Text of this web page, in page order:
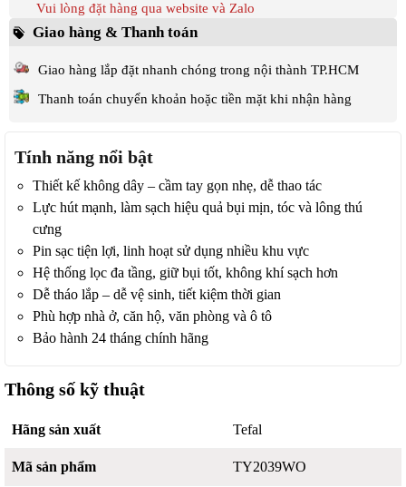
Vui lòng đặt hàng qua website và Zalo
Giao hàng & Thanh toán
Giao hàng lắp đặt nhanh chóng trong nội thành TP.HCM
Thanh toán chuyển khoản hoặc tiền mặt khi nhận hàng
Tính năng nổi bật
Thiết kế không dây – cầm tay gọn nhẹ, dễ thao tác
Lực hút mạnh, làm sạch hiệu quả bụi mịn, tóc và lông thú
cưng
Pin sạc tiện lợi, linh hoạt sử dụng nhiều khu vực
Hệ thống lọc đa tầng, giữ bụi tốt, không khí sạch hơn
Dễ tháo lắp – dễ vệ sinh, tiết kiệm thời gian
Phù hợp nhà ở, căn hộ, văn phòng và ô tô
Bảo hành 24 tháng chính hãng
Thông số kỹ thuật
Hãng sản xuất Tefal
Mã sản phẩm TY2039WO